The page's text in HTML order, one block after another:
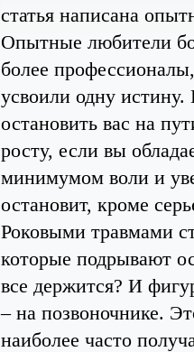
статья написана
Опытные любители
более
усвоили одну
остановить вас на
росту, если вы
минимумом воли и
остановит, кроме
Роковыми травмами
которые подрывают
все держится? И
– на позвоночнике.
наиболее часто